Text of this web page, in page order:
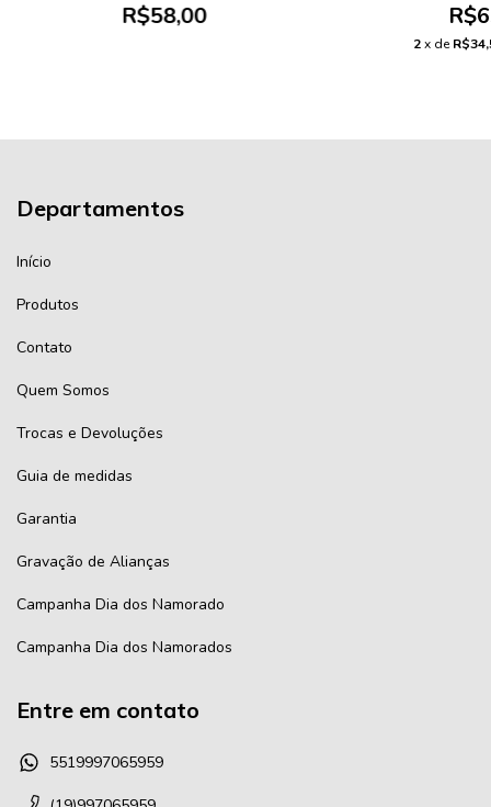
R$58,00
2x de
Departamentos
Início
Produtos
Contato
Quem Somos
Trocas e Devoluções
Guia de medidas
Garantia
Gravação de Alianças
Campanha Dia dos Namorado
Campanha Dia dos Namorados
Entre em contato
5519997065959